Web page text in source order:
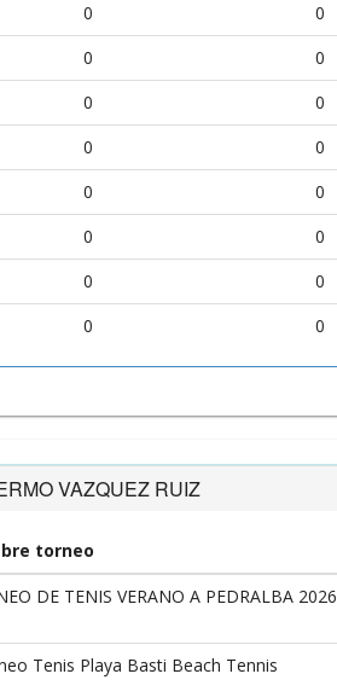
0
0
0
0
0
0
0
0
0
0
0
0
0
0
0 0
VAZQUEZ RUIZ
torneo
DE TENIS VERANO A PEDRALBA 2026
Tenis Playa Basti Beach Tennis